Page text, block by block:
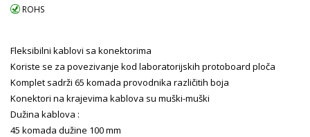
ROHS
Fleksibilni kablovi sa konektorima
Koriste se za povezivanje kod laboratorijskih protoboard ploča
Komplet sadrži 65 komada provodnika različitih boja
Konektori na krajevima kablova su muški-muški
Dužina kablova :
45 komada dužine 100 mm